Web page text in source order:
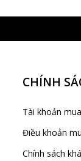
CHÍNH
Tài khoản
Điều khoản
Chính sách